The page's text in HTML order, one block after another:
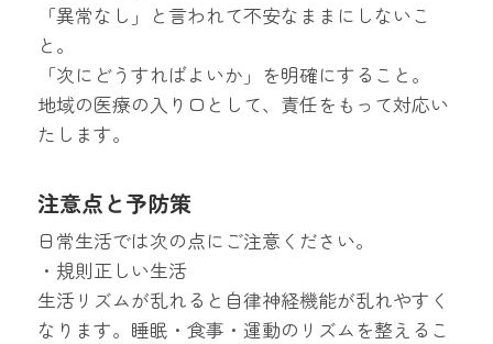
「異常なし」と言われて不安なままにしないこ
と。
「次にどうすればよいか」を明確にすること。
地域の医療の入り口として、責任をもって対応い
たします。
注意点と予防策
日常生活では次の点にご注意ください。
・規則正しい生活
生活リズムが乱れると自律神経機能が乱れやすく
なります。睡眠・食事・運動のリズムを整えるこ